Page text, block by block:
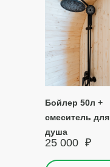
Бойлер 50л +
смеситель для
душа
25 000 ₽